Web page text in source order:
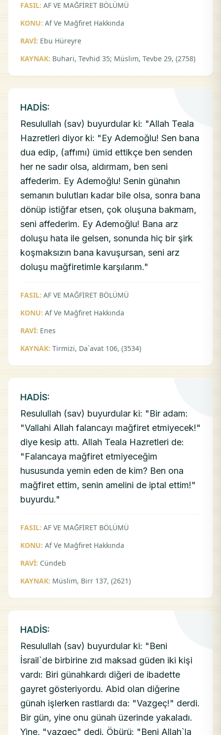
FASIL: AF VE MAĞFİRET BÖLÜMÜ
KONU: Af Ve Mağfiret Hakkında
RAVİ: Ebu Hüreyre
KAYNAK: Buhari, Tevhid 35; Müslim, Tevbe 29, (2758)
HADİS:
Resulullah (sav) buyurdular ki: "Allah Teala
Hazretleri diyor ki: "Ey Ademoğlu! Sen bana
dua edip, (affımı) ümid ettikçe ben senden
her ne sadır olsa, aldırmam, ben seni
affederim. Ey Ademoğlu! Senin günahın
semanın bulutları kadar bile olsa, sonra bana
dönüp istiğfar etsen, çok oluşuna bakmam,
seni affederim. Ey Ademoğlu! Bana arz
doluşu hata ile gelsen, sonunda hiç bir şirk
koşmaksızın bana kavuşursan, seni arz
doluşu mağfiretimle karşılarım."
FASIL: AF VE MAĞFİRET BÖLÜMÜ
KONU: Af Ve Mağfiret Hakkında
RAVİ: Enes
KAYNAK: Tirmizi, Da`avat 106, (3534)
HADİS:
Resulullah (sav) buyurdular ki: "Bir adam:
"Vallahi Allah falancayı mağfiret etmiyecek!"
diye kesip attı. Allah Teala Hazretleri de:
"Falancaya mağfiret etmiyeceğim
hususunda yemin eden de kim? Ben ona
mağfiret ettim, senin amelini de iptal ettim!"
buyurdu."
FASIL: AF VE MAĞFİRET BÖLÜMÜ
KONU: Af Ve Mağfiret Hakkında
RAVİ: Cündeb
KAYNAK: Müslim, Birr 137, (2621)
HADİS:
Resulullah (sav) buyurdular ki: "Beni
İsrail`de birbirine zıd maksad güden iki kişi
vardı: Biri günahkardı diğeri de ibadette
gayret gösteriyordu. Abid olan diğerine
günah işlerken rastlardı da: "Vazgeç!" derdi.
Bir gün, yine onu günah üzerinde yakaladı.
Yine, "vazgeç" dedi. Öbürü: "Beni Allah`la